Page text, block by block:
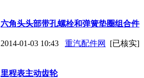
六角头头部带孔螺栓和弹簧垫圈组合件
2014-01-03 10:43 重汽配件网 [已核实]
里程表主动齿轮